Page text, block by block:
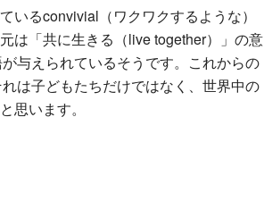
いるconvivial（ワクワクするような）
は「共に生きる（live together）」の意
与えられているそうです。これからの
は子どもたちだけではなく、世界中の
思います。